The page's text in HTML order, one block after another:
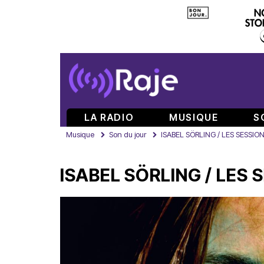
LA RADIO MUSIQUE
Musique Son du jour ISABEL SÖRLING / LES
ISABEL SÖRLING / LES